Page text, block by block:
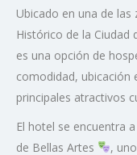
Ubicado en una de
Histórico de la Ciudad
es una opción de
comodidad, ubicación
principales atractivos
El hotel se encuentra
de Bellas Artes
,